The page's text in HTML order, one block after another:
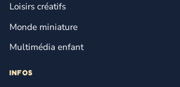
Loisirs créatifs
Monde miniature
Multimédia enfant
INFOS